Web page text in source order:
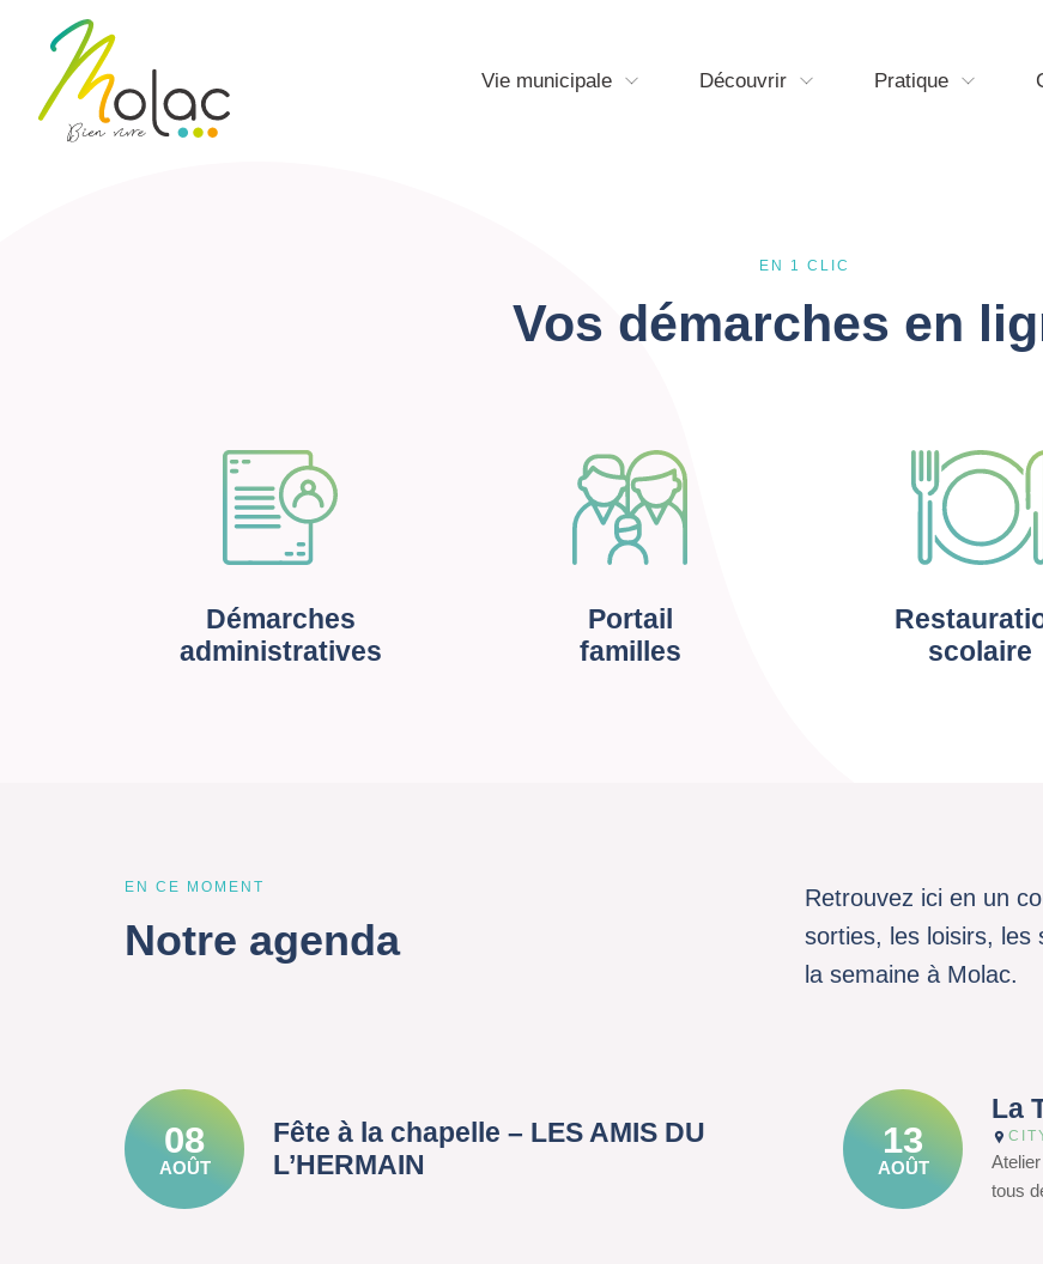
Vie municipale Découvrir Pratique
EN 1 CLIC
Vos démarches en
Démarches
administratives
Portail
familles
scolaire
EN CE MOMENT
Notre agenda
Retrouvez ici en un
sorties, les loisirs, les
la semaine à Molac.
08
AOÛT
Fête à la chapelle – LES AMIS DU
L’HERMAIN
13
AOÛT
La
tous